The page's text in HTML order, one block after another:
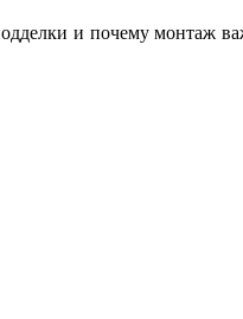
и почему монтаж